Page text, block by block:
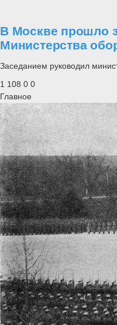
В Москве прошло
Министерства
Заседанием руководил
1 108 0 0
Главное